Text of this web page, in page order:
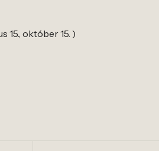
15., október 15. )